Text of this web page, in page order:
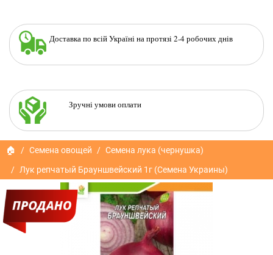
Доставка по всій Україні на протязі 2-4 робочих днів
Зручні умови оплати
🏠 Семена овощей
Семена лука (чернушка)
Лук репчатый Брауншвейский 1г (Семена Украины)